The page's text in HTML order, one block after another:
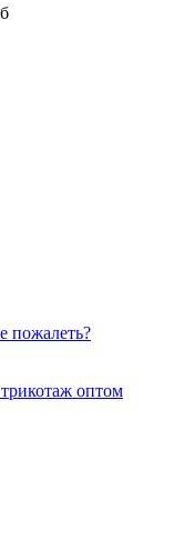
пожалеть?
оптом